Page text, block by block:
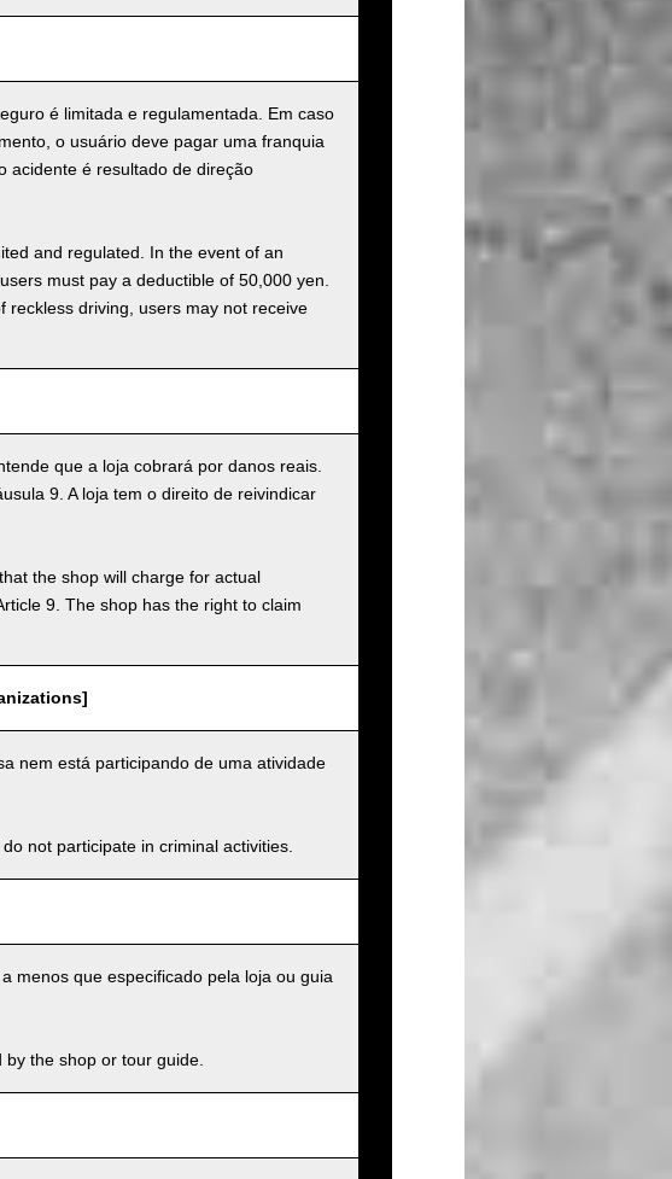
é limitada e regulamentada. Em caso
o usuário deve pagar uma franquia
acidente é resultado de direção
and regulated. In the event of an
must pay a deductible of 50,000 yen.
reckless driving, users may not receive
que a loja cobrará por danos reais.
9. A loja tem o direito de reivindicar
the shop will charge for actual
9. The shop has the right to claim
nem está participando de uma atividade
not participate in criminal activities.
menos que especificado pela loja ou guia
the shop or tour guide.